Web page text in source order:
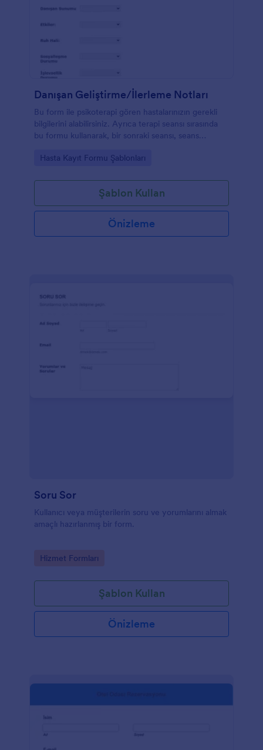
Danışan Geliştirme/İlerleme Notları
Bu form ile psikoterapi gören hastalarınızın gerekli
bilgilerini alabilirsiniz. Ayrıca terapi seansı sırasında
bu formu kullanarak, bir sonraki seansı, seans
hedeflerinizi not alabilirsiniz.
Go to Category:
Hasta Kayıt Formu Şablonları
Şablon Kullan
Önizleme
Soru Sor
Kullanıcı veya müşterilerin soru ve yorumlarını almak
amaçlı hazırlanmış bir form.
Go to Category:
Hizmet Formları
Şablon Kullan
Önizleme